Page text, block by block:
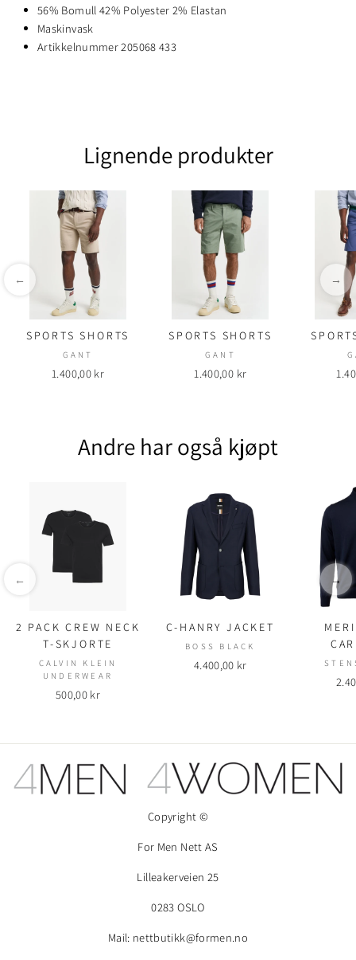
56% Bomull 42% Polyester 2% Elastan
Maskinvask
Artikkelnummer 205068 433
Lignende produkter
SPORTS SHORTS
GANT
1.400,00 kr
SPORTS SHORTS
GANT
1.400,00 kr
← →
Andre har også kjøpt
2 PACK CREW NECK
T-SKJORTE
CALVIN KLEIN
UNDERWEAR
500,00 kr
C-HANRY JACKET
BOSS BLACK
4.400,00 kr
← →
Copyright ©
For Men Nett AS
Lilleakerveien 25
0283 OSLO
Mail: nettbutikk@formen.no